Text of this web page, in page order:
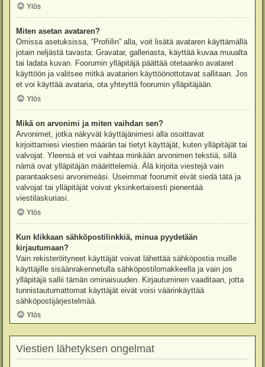
Ylös
Miten asetan avataren?
Omissa asetuksissa, “Profiilin” alla, voit lisätä avataren käyttämällä
jotain neljästä tavasta: Gravatar, galleriasta, käyttää kuvaa muualta
tai ladata kuvan. Foorumin ylläpitäjä päättää otetaanko avataret
käyttöön ja valitsee mitkä avatarien käyttöönottotavat sallitaan. Jos
et voi käyttää avataria, ota yhteyttä foorumin ylläpitäjään.
Ylös
Mikä on arvonimi ja miten vaihdan sen?
Arvonimet, jotka näkyvät käyttäjänimesi alla osoittavat
kirjoittamiesi viestien määrän tai tietyt käyttäjät, kuten ylläpitäjät tai
valvojat. Yleensä et voi vaihtaa minkään arvonimen tekstiä, sillä
nämä ovat ylläpitäjän määrittelemiä. Älä kirjoita viestejä vain
parantaaksesi arvonimeäsi. Useimmat foorumit eivät siedä tätä ja
valvojat tai ylläpitäjät voivat yksinkertaisesti pienentää
viestilaskuriasi.
Ylös
Kun klikkaan sähköpostilinkkiä, minua pyydetään
kirjautumaan?
Vain rekisteröityneet käyttäjät voivat lähettää sähköpostia muille
käyttäjille sisäänrakennetulla sähköpostilomakkeella ja vain jos
ylläpitäjä sallii tämän ominaisuuden. Kirjautuminen vaaditaan, jotta
tunnistautumattomat käyttäjät eivät voisi väärinkäyttää
sähköpostijärjestelmää.
Ylös
Viestien lähetyksen ongelmat